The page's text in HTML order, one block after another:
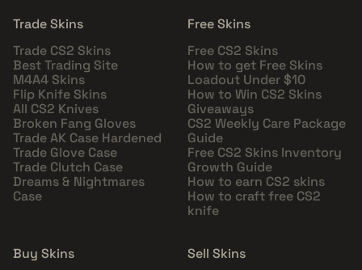
Trade Skins
Trade CS2 Skins
Best Trading Site
M4A4 Skins
Flip Knife Skins
All CS2 Knives
Broken Fang Gloves
Trade AK Case Hardened
Trade Glove Case
Trade Clutch Case
Dreams & Nightmares
Case
Free Skins
Free CS2 Skins
How to get Free Skins
Loadout Under $10
How to Win CS2 Skins
Giveaways
CS2 Weekly Care Package
Guide
Free CS2 Skins Inventory
Growth Guide
How to earn CS2 skins
How to craft free CS2
knife
Buy Skins
Sell Skins